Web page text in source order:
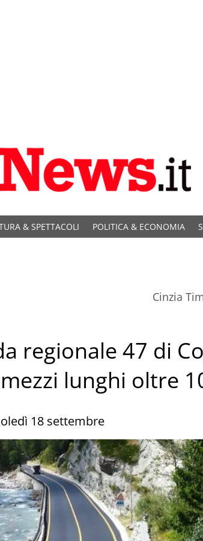
& SPETTACOLI POLITICA & ECONOMIA
Cinzia
regionale 47 di
lunghi oltre
18 settembre